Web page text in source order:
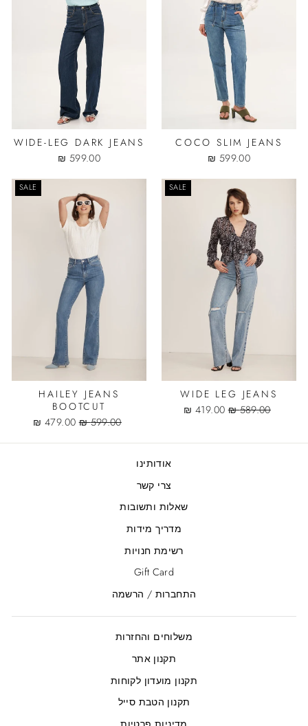
COCO SLIM JEANS
599.00 ₪
WIDE-LEG DARK JEANS
599.00 ₪
SALE
WIDE LEG JEANS
Regular
589.00 ₪
Sale
419.00 ₪
SALE
HAILEY JEANS
BOOTCUT
Regular
599.00 ₪
Sale
479.00 ₪
אודותינו
צרי קשר
שאלות ותשובות
מדריך מידות
רשימת חנויות
Gift Card
התחברות / הרשמה
משלוחים והחזרות
תקנון אתר
תקנון מועדון לקוחות
תקנון הטבת סייל